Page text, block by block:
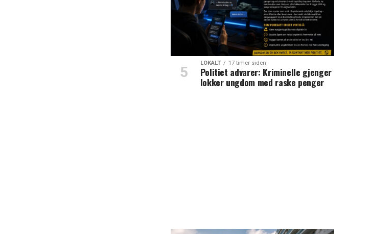
LOKALT 17 timer siden
Politiet advarer: Kriminelle gjenger
lokker ungdom med raske penger